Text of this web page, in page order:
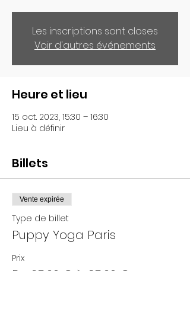
Les inscriptions sont closes
Voir d'autres événements
Heure et lieu
15 oct. 2023, 15:30 – 16:30
Lieu à définir
Billets
Vente expirée
Type de billet
Puppy Yoga Paris
Prix
De 25,00 € à 35,00 €